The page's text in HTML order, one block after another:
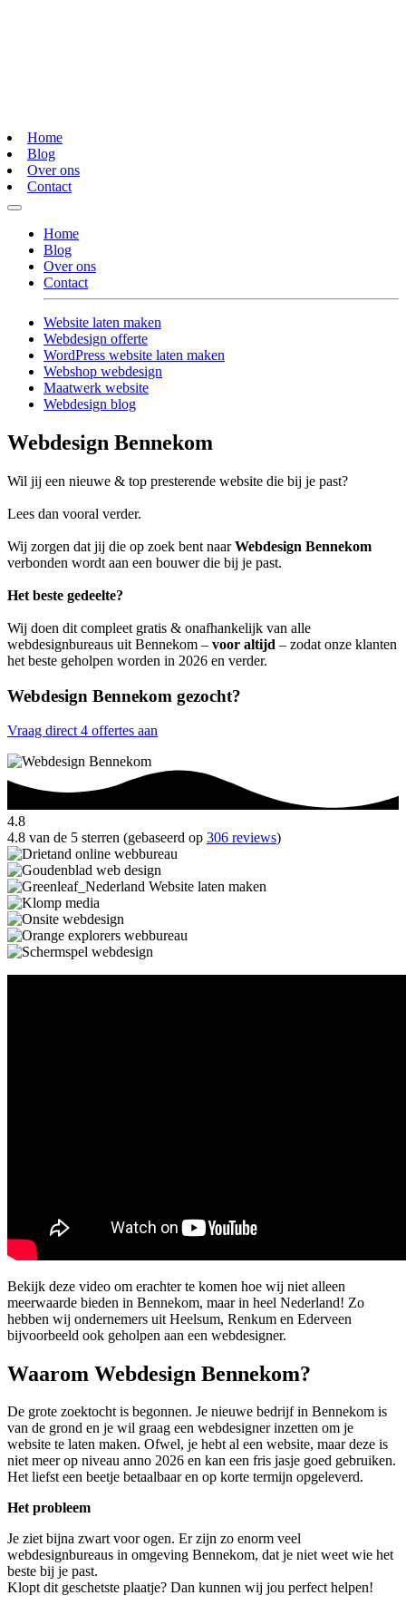
Home
Blog
Over ons
Contact
Home
Blog
Over ons
Contact
Website laten maken
Webdesign offerte
WordPress website laten maken
Webshop webdesign
Maatwerk website
Webdesign blog
Webdesign Bennekom
Wil jij een nieuwe & top presterende website die bij je past?
Lees dan vooral verder.
Wij zorgen dat jij die op zoek bent naarWebdesign Bennekom
verbonden wordt aan een bouwer die bij je past.
Het beste gedeelte?
Wij doen dit compleet gratis & onafhankelijk van alle
webdesignbureaus uit Bennekom – voor altijd – zodat onze klanten
het beste geholpen worden in 2026 en verder.
Webdesign Bennekom gezocht?
Vraag direct 4 offertes aan
4.8
4.8 van de 5 sterren (gebaseerd op 306 reviews)
Bekijk deze video om erachter te komen hoe wij niet alleen
meerwaarde bieden in Bennekom, maar in heel Nederland! Zo
hebben wij ondernemers uit Heelsum, Renkum en Ederveen
bijvoorbeeld ook geholpen aan een webdesigner.
Waarom Webdesign Bennekom?
De grote zoektocht is begonnen. Je nieuwe bedrijf in Bennekom is
van de grond en je wil graag een webdesigner inzetten om je
website te laten maken. Ofwel, je hebt al een website, maar deze is
niet meer op niveau anno 2026 en kan een fris jasje goed gebruiken.
Het liefst een beetje betaalbaar en op korte termijn opgeleverd.
Het probleem
Je ziet bijna zwart voor ogen. Er zijn zo enorm veel
webdesignbureaus in omgeving Bennekom, dat je niet weet wie het
beste bij je past.
Klopt dit geschetste plaatje? Dan kunnen wij jou perfect helpen!